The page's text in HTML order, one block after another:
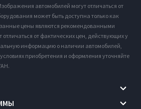
автомобилей могут отличаться от
может быть доступна только как
цены являются рекомендованными
от фактических цен, действующих у
информацию о наличии автомобилей,
приобретения и оформления уточняйте